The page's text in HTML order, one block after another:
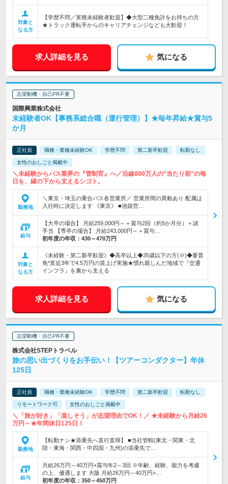
対象と
なる方
【学歴不問／実務未経験者歓迎】◆大型二種免許をお持ちの方
★トラック運転手からのキャリアチェンジなども大歓迎！
求人詳細を見る 気になる
志望動機・自己PR不要
国際興業株式会社
未経験者OK【事務系総合職（運行管理）】★毎年昇給★賞与5
か月
正社員 職種・業種未経験OK 学歴不問 第二新卒歓迎 転勤なし
女性のおしごと掲載中
＼未経験からバス業界の『管制官』へ／沿線800万人の”当たり前”の毎
日を、縁の下から支えるシゴト。
勤務地
＼東京・埼玉の乗合バス各営業所／ 営業所間の異動あり 配属は
入社時に決定します 《東京》 ■池袋営…
給与
【大卒の場合】 月給259,000円～＋賞与2回（約5か月分）＋諸
手当 【専卒の場合】 月給243,000円～＋賞与…
初年度の年収： 430～470万円
対象と
なる方
《未経験・第二新卒歓迎》◆高卒以上◆35歳以下の方(※)◆要普
免*直近3年で4.5万円の賃上げ実施★慣れ親しんだ地域で『交通
インフラ』を裏から支える
求人詳細を見る 気になる
志望動機・自己PR不要
株式会社STEPトラベル
旅の思い出づくりをお手伝い！【ツアーコンダクター】年休
125日
正社員 職種・業種未経験OK 学歴不問 第二新卒歓迎 転勤なし
リモートワーク可 女性のおしごと掲載中
＼「旅が好き」「楽しそう」が志望理由でOK！／ ★未経験から月給26
万円～★年間休日125日！
勤務地
【転勤ナシ★添乗先へ直行直帰】 ■当社管轄(東北・関東・北
陸・東海・関西・中四国・九州)の添乗先で…
給与
月給26万円～40万円+賞与年2～3回 ※年齢、経験、能力を考慮
の上、優遇します 大阪 月給26万円～40万円+…
初年度の年収： 350～450万円